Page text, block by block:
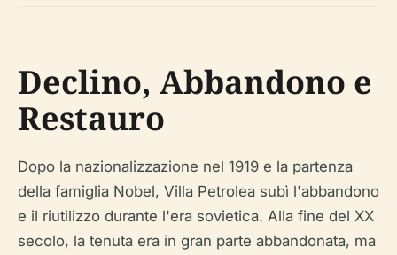
Declino, Abbandono e
Restauro
Dopo la nazionalizzazione nel 1919 e la partenza
della famiglia Nobel, Villa Petrolea subì l'abbandono
e il riutilizzo durante l'era sovietica. Alla fine del XX
secolo, la tenuta era in gran parte abbandonata, ma